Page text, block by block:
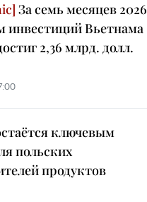
За семь месяцев 2026
инвестиций Вьетнама
2,36 млрд. долл.
ключевым
польских
продуктов